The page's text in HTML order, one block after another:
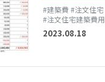
#建築費 #注文住宅
#注文住宅建築費用
2023.08.18